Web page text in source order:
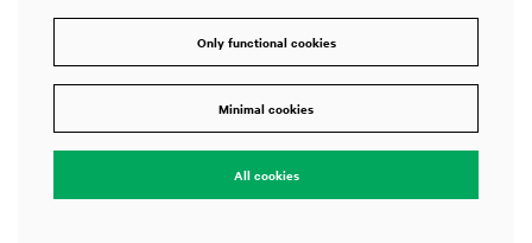
Only functional cookies
Minimal cookies
All cookies